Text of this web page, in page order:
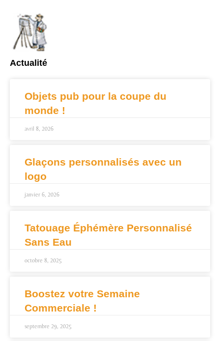
Actualité
Objets pub pour la coupe du
monde !
avril 8, 2026
Glaçons personnalisés avec un
logo
janvier 6, 2026
Tatouage Éphémère Personnalisé
Sans Eau
octobre 8, 2025
Boostez votre Semaine
Commerciale !
septembre 29, 2025